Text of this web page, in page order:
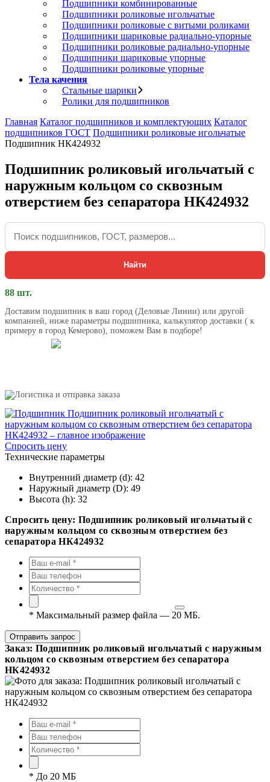
Подшипники комбинированные
Подшипники роликовые игольчатые
Подшипники роликовые с витыми роликами
Подшипники шариковые радиально-упорные
Подшипники роликовые радиально-упорные
Подшипники шариковые упорные
Подшипники роликовые упорные
Тела качения
Стальные шарики
Ролики для подшипников
Главная Каталог подшипников и комплектующих Каталог
подшипников ГОСТ Подшипники роликовые игольчатые
Подшипник НК424932
Подшипник роликовый игольчатый с
наружным кольцом со сквозным
отверстием без сепаратора НК424932
Найти
88 шт.
Доставим подшипник в ваш город (Деловые Линии) или другой
компанией, ниже параметры подшипника, калькулятор доставки ( к
примеру в город Кемерово), поможем Вам в подборе!
Спросить цену
Технические параметры
Внутренний диаметр (d): 42
Наружный диаметр (D): 49
Высота (h): 32
Спросить цену: Подшипник роликовый игольчатый с
наружным кольцом со сквозным отверстием без
сепаратора НК424932
* Максимальный размер файла — 20 МБ.
Отправить запрос
Заказ: Подшипник роликовый игольчатый с наружным
кольцом со сквозным отверстием без сепаратора
НК424932
* До 20 МБ